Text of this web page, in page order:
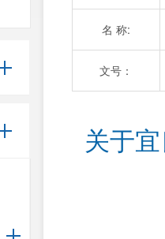
名 称:
文号：
关于